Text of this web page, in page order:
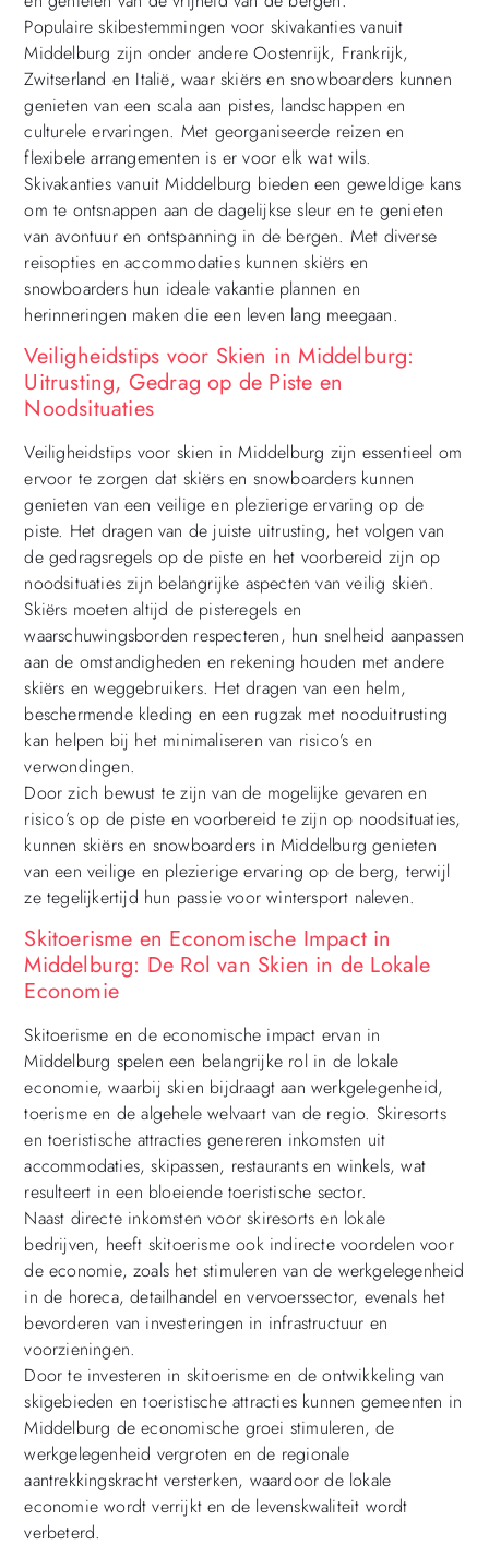
Populaire skibestemmingen voor skivakanties vanuit
Middelburg zijn onder andere Oostenrijk, Frankrijk,
Zwitserland en Italië, waar skiërs en snowboarders kunnen
genieten van een scala aan pistes, landschappen en
culturele ervaringen. Met georganiseerde reizen en
flexibele arrangementen is er voor elk wat wils.
Skivakanties vanuit Middelburg bieden een geweldige kans
om te ontsnappen aan de dagelijkse sleur en te genieten
van avontuur en ontspanning in de bergen. Met diverse
reisopties en accommodaties kunnen skiërs en
snowboarders hun ideale vakantie plannen en
herinneringen maken die een leven lang meegaan.
Veiligheidstips voor Skien in Middelburg:
Uitrusting, Gedrag op de Piste en
Noodsituaties
Veiligheidstips voor skien in Middelburg zijn essentieel om
ervoor te zorgen dat skiërs en snowboarders kunnen
genieten van een veilige en plezierige ervaring op de
piste. Het dragen van de juiste uitrusting, het volgen van
de gedragsregels op de piste en het voorbereid zijn op
noodsituaties zijn belangrijke aspecten van veilig skien.
Skiërs moeten altijd de pisteregels en
waarschuwingsborden respecteren, hun snelheid aanpassen
aan de omstandigheden en rekening houden met andere
skiërs en weggebruikers. Het dragen van een helm,
beschermende kleding en een rugzak met nooduitrusting
kan helpen bij het minimaliseren van risico’s en
verwondingen.
Door zich bewust te zijn van de mogelijke gevaren en
risico’s op de piste en voorbereid te zijn op noodsituaties,
kunnen skiërs en snowboarders in Middelburg genieten
van een veilige en plezierige ervaring op de berg, terwijl
ze tegelijkertijd hun passie voor wintersport naleven.
Skitoerisme en Economische Impact in
Middelburg: De Rol van Skien in de Lokale
Economie
Skitoerisme en de economische impact ervan in
Middelburg spelen een belangrijke rol in de lokale
economie, waarbij skien bijdraagt aan werkgelegenheid,
toerisme en de algehele welvaart van de regio. Skiresorts
en toeristische attracties genereren inkomsten uit
accommodaties, skipassen, restaurants en winkels, wat
resulteert in een bloeiende toeristische sector.
Naast directe inkomsten voor skiresorts en lokale
bedrijven, heeft skitoerisme ook indirecte voordelen voor
de economie, zoals het stimuleren van de werkgelegenheid
in de horeca, detailhandel en vervoerssector, evenals het
bevorderen van investeringen in infrastructuur en
voorzieningen.
Door te investeren in skitoerisme en de ontwikkeling van
skigebieden en toeristische attracties kunnen gemeenten in
Middelburg de economische groei stimuleren, de
werkgelegenheid vergroten en de regionale
aantrekkingskracht versterken, waardoor de lokale
economie wordt verrijkt en de levenskwaliteit wordt
verbeterd.